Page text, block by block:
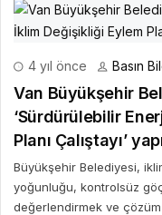
4 yıl önce Basın
Van Büyükşehir
‘Sürdürülebilir
Planı Çalıştayı’
Büyükşehir Belediyesi,
yoğunluğu, kontrolsüz
değerlendirmek ve